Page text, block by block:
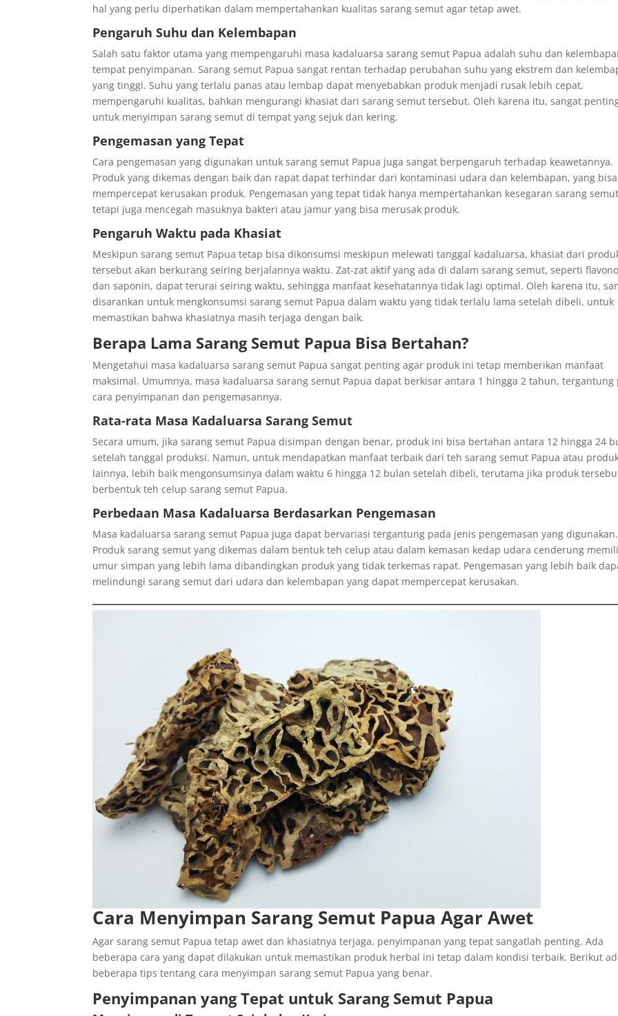
hal yang perlu diperhatikan dalam mempertahankan kualitas sarang semut agar tetap awet.
Pengaruh Suhu dan Kelembapan
Salah satu faktor utama yang mempengaruhi masa kadaluarsa sarang semut Papua adalah suhu dan
tempat penyimpanan. Sarang semut Papua sangat rentan terhadap perubahan suhu yang ekstrem dan
yang tinggi. Suhu yang terlalu panas atau lembap dapat menyebabkan produk menjadi rusak lebih cepat,
mempengaruhi kualitas, bahkan mengurangi khasiat dari sarang semut tersebut. Oleh karena itu, sangat
untuk menyimpan sarang semut di tempat yang sejuk dan kering.
Pengemasan yang Tepat
Cara pengemasan yang digunakan untuk sarang semut Papua juga sangat berpengaruh terhadap keawetannya.
Produk yang dikemas dengan baik dan rapat dapat terhindar dari kontaminasi udara dan kelembapan, yang bisa
mempercepat kerusakan produk. Pengemasan yang tepat tidak hanya mempertahankan kesegaran sarang
tetapi juga mencegah masuknya bakteri atau jamur yang bisa merusak produk.
Pengaruh Waktu pada Khasiat
Meskipun sarang semut Papua tetap bisa dikonsumsi meskipun melewati tanggal kadaluarsa, khasiat dari
tersebut akan berkurang seiring berjalannya waktu. Zat-zat aktif yang ada di dalam sarang semut, seperti
dan saponin, dapat terurai seiring waktu, sehingga manfaat kesehatannya tidak lagi optimal. Oleh karena itu,
disarankan untuk mengkonsumsi sarang semut Papua dalam waktu yang tidak terlalu lama setelah dibeli, untuk
memastikan bahwa khasiatnya masih terjaga dengan baik.
Berapa Lama Sarang Semut Papua Bisa Bertahan?
Mengetahui masa kadaluarsa sarang semut Papua sangat penting agar produk ini tetap memberikan manfaat
maksimal. Umumnya, masa kadaluarsa sarang semut Papua dapat berkisar antara 1 hingga 2 tahun, tergantung
cara penyimpanan dan pengemasannya.
Rata-rata Masa Kadaluarsa Sarang Semut
Secara umum, jika sarang semut Papua disimpan dengan benar, produk ini bisa bertahan antara 12 hingga 24
setelah tanggal produksi. Namun, untuk mendapatkan manfaat terbaik dari teh sarang semut Papua atau
lainnya, lebih baik mengonsumsinya dalam waktu 6 hingga 12 bulan setelah dibeli, terutama jika produk
berbentuk teh celup sarang semut Papua.
Perbedaan Masa Kadaluarsa Berdasarkan Pengemasan
Masa kadaluarsa sarang semut Papua juga dapat bervariasi tergantung pada jenis pengemasan yang digunakan.
Produk sarang semut yang dikemas dalam bentuk teh celup atau dalam kemasan kedap udara cenderung
umur simpan yang lebih lama dibandingkan produk yang tidak terkemas rapat. Pengemasan yang lebih baik
melindungi sarang semut dari udara dan kelembapan yang dapat mempercepat kerusakan.
Cara Menyimpan Sarang Semut Papua Agar Awet
Agar sarang semut Papua tetap awet dan khasiatnya terjaga, penyimpanan yang tepat sangatlah penting. Ada
beberapa cara yang dapat dilakukan untuk memastikan produk herbal ini tetap dalam kondisi terbaik. Berikut
beberapa tips tentang cara menyimpan sarang semut Papua yang benar.
Penyimpanan yang Tepat untuk Sarang Semut Papua